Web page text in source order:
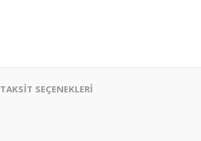
TAKSİT SEÇENEKLERİ